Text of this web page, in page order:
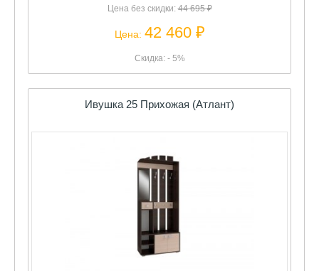
Цена без скидки:44 695 ₽
Цена: 42 460 ₽
Скидка: - 5%
Ивушка 25 Прихожая (Атлант)